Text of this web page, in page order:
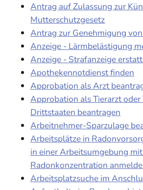
Antrag auf Zulassung zur
Mutterschutzgesetz
Antrag zur Genehmigung
Anzeige - Lärmbelästigung
Anzeige - Strafanzeige
Apothekennotdienst finden
Approbation als Arzt
Approbation als Tierarzt oder
Drittstaaten beantragen
Arbeitnehmer-Sparzulage
Arbeitsplätze in
in einer Arbeitsumgebung
Radonkonzentration
Arbeitsplatzsuche im